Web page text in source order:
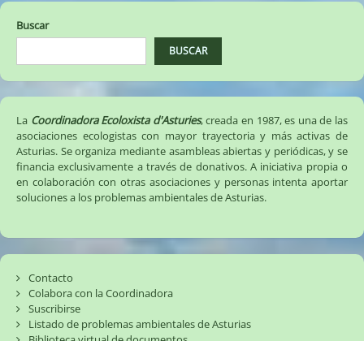
comarca
de
Avilés
(21/11/17)
Buscar
BUSCAR
La Coordinadora Ecoloxista d'Asturies, creada en 1987, es una de las
asociaciones ecologistas con mayor trayectoria y más activas de
Asturias. Se organiza mediante asambleas abiertas y periódicas, y se
financia exclusivamente a través de donativos. A iniciativa propia o
en colaboración con otras asociaciones y personas intenta aportar
soluciones a los problemas ambientales de Asturias.
Contacto
Colabora con la Coordinadora
Suscribirse
Listado de problemas ambientales de Asturias